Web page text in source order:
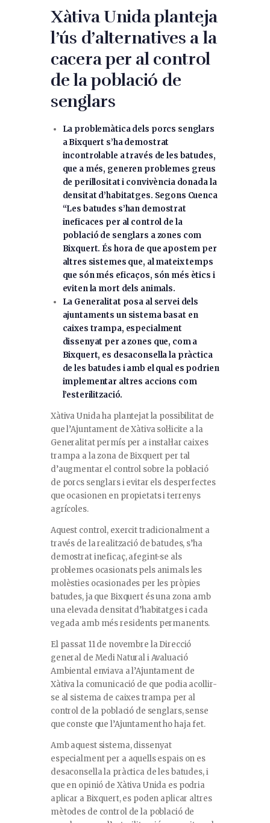
Xàtiva Unida planteja
l’ús d’alternatives a la
cacera per al control
de la població de
senglars
La problemàtica dels porcs senglars
a Bixquert s’ha demostrat
incontrolable a través de les batudes,
que a més, generen problemes greus
de perillositat i convivència donada la
densitat d’habitatges. Segons Cuenca
“Les batudes s’han demostrat
ineficaces per al control de la
població de senglars a zones com
Bixquert. És hora de que apostem per
altres sistemes que, al mateix temps
que són més eficaços, són més ètics i
eviten la mort dels animals.
La Generalitat posa al servei dels
ajuntaments un sistema basat en
caixes trampa, especialment
dissenyat per a zones que, com a
Bixquert, es desaconsella la pràctica
de les batudes i amb el qual es podrien
implementar altres accions com
l’esterilització.
Xàtiva Unida ha plantejat la possibilitat de
que l’Ajuntament de Xàtiva sol·licite a la
Generalitat permís per a instal·lar caixes
trampa a la zona de Bixquert per tal
d’augmentar el control sobre la població
de porcs senglars i evitar els desperfectes
que ocasionen en propietats i terrenys
agrícoles.
Aquest control, exercit tradicionalment a
través de la realització de batudes, s’ha
demostrat ineficaç, afegint-se als
problemes ocasionats pels animals les
molèsties ocasionades per les pròpies
batudes, ja que Bixquert és una zona amb
una elevada densitat d’habitatges i cada
vegada amb més residents permanents.
El passat 11 de novembre la Direcció
general de Medi Natural i Avaluació
Ambiental enviava a l’Ajuntament de
Xàtiva la comunicació de que podia acollir-
se al sistema de caixes trampa per al
control de la població de senglars, sense
que conste que l’Ajuntament ho haja fet.
Amb aquest sistema, dissenyat
especialment per a aquells espais on es
desaconsella la pràctica de les batudes, i
que en opinió de Xàtiva Unida es podria
aplicar a Bixquert, es poden aplicar altres
mètodes de control de la població de